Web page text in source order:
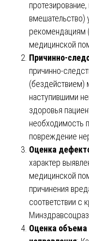
рекомендациям
медицинской
Причинно-
причинно-
(бездействием)
наступившими
здоровья
необходимость
повреждение
Оценка
характер
медицинской
причинения
соответствии с
Оценка объема